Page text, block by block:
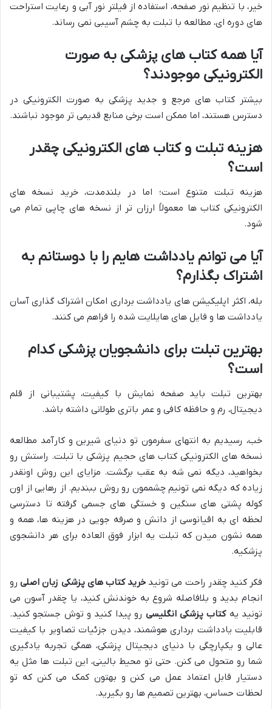
خیر، با تنظیم نور صفحه، استفاده از فیلتر نور آبی و رعایت استراحت
های دوره ای، مطالعه با تبلت به چشم آسیبی نمی رساند.
آیا همه کتاب های پزشکی به صورت
الکترونیکی موجودند؟
بیشتر کتاب های مرجع و جدید پزشکی به صورت الکترونیکی در
دسترس هستند، اما ممکن است برخی منابع قدیمی تر موجود نباشند.
هزینه تبلت و کتاب های الکترونیکی چقدر
است؟
هزینه تبلت متنوع است؛ اما در بلندمدت، خرید نسخه های
الکترونیکی کتاب ها معمولاً ارزان تر از نسخه های چاپی تمام می
شود.
آیا می توانم یادداشت هایم را با دوستانم به
اشتراک بگذارم؟
بله، اکثر اپلیکیشن های یادداشت برداری امکان اشتراک گذاری آسان
یادداشت ها و فایل های هایلایت شده را فراهم می کنند.
بهترین تبلت برای دانشجویان پزشکی کدام
است؟
بهترین تبلت باید صفحه نمایش با کیفیت، پشتیبانی از قلم
دیجیتال، رم و حافظه کافی و عمر باتری طولانی داشته باشد.
خب، رسیدیم به انتهای سفرمون تو دنیای شیرین و کارآمد مطالعه
نسخه های الکترونیکی کتاب های حجیم پزشکی با تبلت. راستش رو
بخواهید، دیگه نمی شه به عقب برگشت. مزایای این روش اونقدر
زیاده که دیگه نمی تونیم چشممون رو روش ببندیم. از رهایی از اون
کوله پشتی های سنگین و خستگی های جسمی گرفته تا دسترسی
لحظه ای به اقیانوسی از دانش و صرفه جویی در هزینه ها، همه و
همه نشون میدن که تبلت یه ابزار فوق العاده برای هر دانشجوی
پزشکیه.
فکر کنید چقدر راحت می تونید خرید کتاب های پزشکی زبان اصلیرو
انجام بدید و بلافاصله شروع به خوندنش کنید، یا چقدر آسون می
تونید یهکتاب پزشکی انگلیسی رو پیدا کنید و توش جستجو کنید.
قابلیت یادداشت برداری هوشمند، دیدن جزئیات تصاویر با کیفیت
عالی و یکپارچگی با دنیای دیجیتال پزشکی، همگی تجربه یادگیری
شما رو متحول می کنن. حتی تو محیط بالینی، این تبلت ها مثل یه
دستیار قابل اعتماد عمل می کنن و بهتون کمک می کنن که تو
لحظات حساس، بهترین تصمیم ها رو بگیرید.